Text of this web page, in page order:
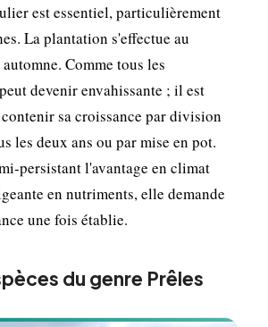
est essentiel, particulièrement
La plantation s'effectue au
Comme tous les
devenir envahissante ; il est
sa croissance par division
les deux ans ou par mise en pot.
persistant l'avantage en climat
en nutriments, elle demande
une fois établie.
du genre Prêles